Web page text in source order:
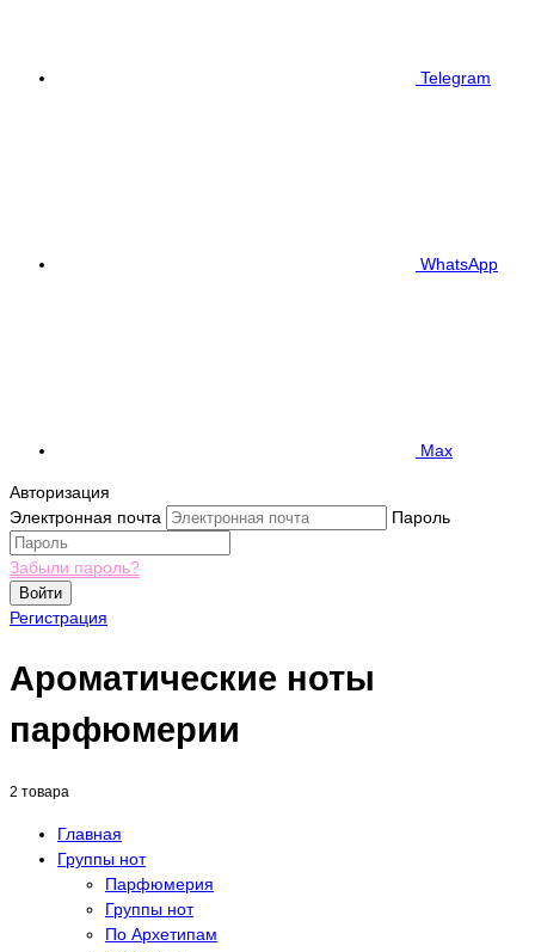
Telegram
WhatsApp
Max
Авторизация
Электронная почта
Пароль
Забыли пароль?
Войти
Регистрация
Ароматические ноты
парфюмерии
2 товара
Главная
Группы нот
Парфюмерия
Группы нот
По Архетипам